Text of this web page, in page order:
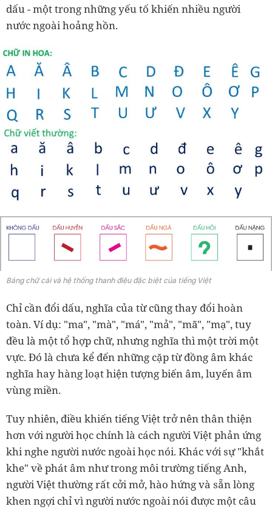
dấu - một trong những yếu tố khiến nhiều người
nước ngoài hoảng hồn.
Bảng chữ cái và hệ thống thanh điệu đặc biệt của tiếng Việt
Chỉ cần đổi dấu, nghĩa của từ cũng thay đổi hoàn
toàn. Ví dụ: "ma", "mà", "má", "mả", "mã", "mạ", tuy
đều là một tổ hợp chữ, nhưng nghĩa thì một trời một
vực. Đó là chưa kể đến những cặp từ đồng âm khác
nghĩa hay hàng loạt hiện tượng biến âm, luyến âm
vùng miền.
Tuy nhiên, điều khiến tiếng Việt trở nên thân thiện
hơn với người học chính là cách người Việt phản ứng
khi nghe người nước ngoài học nói. Khác với sự "khắt
khe" về phát âm như trong môi trường tiếng Anh,
người Việt thường rất cởi mở, hào hứng và sẵn lòng
khen ngợi chỉ vì người nước ngoài nói được một câu